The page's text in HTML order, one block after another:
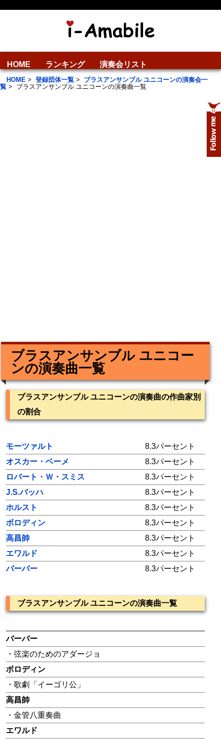
HOME ランキング 演奏会リスト
HOME > 登録団体一覧 > ブラスアンサンブル ユニコーンの演奏会一
覧 > ブラスアンサンブル ユニコーンの演奏曲一覧
ブラスアンサンブル ユニコー
ンの演奏曲一覧
ブラスアンサンブル ユニコーンの演奏曲の作曲家別
の割合
モーツァルト
8.3パーセント
オスカー・ベーメ
8.3パーセント
ロバート・Ｗ・スミス
8.3パーセント
J.S.バッハ
8.3パーセント
ホルスト
8.3パーセント
ボロディン
8.3パーセント
高昌帥
8.3パーセント
エワルド
8.3パーセント
バーバー
8.3パーセント
ブラスアンサンブル ユニコーンの演奏曲一覧
バーバー
・弦楽のためのアダージョ
ボロディン
・歌劇「イーゴリ公」
高昌帥
・金管八重奏曲
エワルド